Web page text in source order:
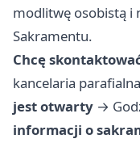
modlitwę osobistą i
Sakramentu.
Chcę
kancelaria parafialna
jest otwarty →
informacji o